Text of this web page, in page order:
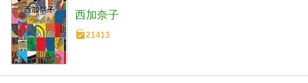
西加奈子
21413